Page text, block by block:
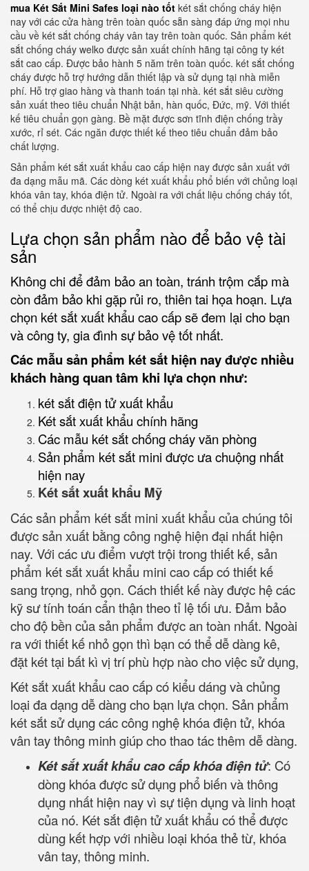
mua Két Sắt Mini Safes loại nào tốt két sắt chống cháy hiện
nay với các cửa hàng trên toàn quốc sẵn sàng đáp ứng mọi nhu
cầu về két sắt chống cháy vân tay trên toàn quốc. Sản phẩm két
sắt chống cháy welko được sản xuất chính hãng tại công ty két
sắt cao cấp. Được bảo hành 5 năm trên toàn quốc. két sắt chống
cháy được hỗ trợ hướng dẫn thiết lập và sử dụng tại nhà miễn
phí. Hỗ trợ giao hàng và thanh toán tại nhà. két sắt siêu cường
sản xuất theo tiêu chuẩn Nhật bản, hàn quốc, Đức, mỹ. Với thiết
kế tiêu chuẩn gọn gàng. Bề mặt được sơn tĩnh điện chống trầy
xước, rỉ sét. Các ngăn được thiết kế theo tiêu chuẩn đảm bảo
chất lượng.
Sản phẩm két sắt xuất khẩu cao cấp hiện nay được sản xuất với
đa dạng mẫu mã. Các dòng két xuất khẩu phổ biến với chủng loại
khóa vân tay, khóa điện tử. Ngoài ra với chất liệu chống cháy tốt,
có thể chịu được nhiệt độ cao.
Lựa chọn sản phẩm nào để bảo vệ tài
sản
Không chi để đảm bảo an toàn, tránh trộm cắp mà
còn đảm bảo khi gặp rủi ro, thiên tai họa hoạn. Lựa
chọn két sắt xuất khẩu cao cấp sẽ đem lại cho bạn
và công ty, gia đình sự bảo vệ tốt nhất.
Các mẫu sản phẩm két sắt hiện nay được nhiều
khách hàng quan tâm khi lựa chọn như:
két sắt điện tử xuất khẩu
Két sắt xuất khẩu chính hãng
Các mẫu két sắt chống cháy văn phòng
Sản phẩm két sắt mini được ưa chuộng nhất
hiện nay
Két sắt xuất khẩu Mỹ
Các sản phẩm két sắt mini xuất khẩu của chúng tôi
được sản xuất bằng công nghệ hiện đại nhất hiện
nay. Với các ưu điểm vượt trội trong thiết kế, sản
phẩm két sắt xuất khẩu mini cao cấp có thiết kế
sang trọng, nhỏ gọn. Cách thiết kế này được hệ các
kỹ sư tính toán cẩn thận theo tỉ lệ tối ưu. Đảm bảo
cho độ bền của sản phẩm được an toàn nhất. Ngoài
ra với thiết kế nhỏ gọn thì bạn có thể dễ dàng kê,
đặt két tại bất kì vị trí phù hợp nào cho việc sử dụng,
Két sắt xuất khẩu cao cấp có kiểu dáng và chủng
loại đa dạng dễ dàng cho bạn lựa chọn. Sản phẩm
két sắt sử dụng các công nghệ khóa điện tử, khóa
vân tay thông minh giúp cho thao tác thêm dễ dàng.
Két sắt xuất khẩu cao cấp khóa điện tử: Có
dòng khóa được sử dụng phổ biến và thông
dụng nhất hiện nay vì sự tiện dụng và linh hoạt
của nó. Két sắt điện tử xuất khẩu có thể được
dùng kết hợp với nhiều loại khóa thẻ từ, khóa
vân tay, thông minh.